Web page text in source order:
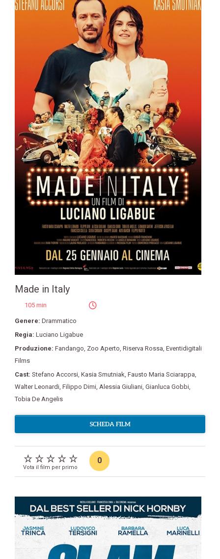
Made in Italy
105 min
Genere: Drammatico
Regia: Luciano Ligabue
Produzione: Fandango, Zoo Aperto, Riserva Rossa, Eventidigitali
Films
Cast: Stefano Accorsi, Kasia Smutniak, Fausto Maria Sciarappa,
Walter Leonardi, Filippo Dimi, Alessia Giuliani, Gianluca Gobbi,
Tobia De Angelis
SCHEDA FILM
Vota il film per primo
0